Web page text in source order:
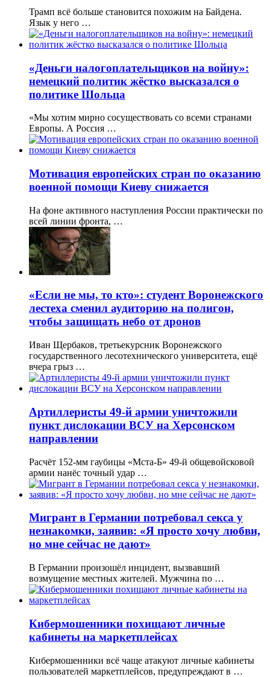
Трамп всё больше становится похожим на Байдена.
Язык у него …
«Деньги налогоплательщиков на войну»:
немецкий политик жёстко высказался о
политике Шольца
«Мы хотим мирно сосуществовать со всеми странами
Европы. А Россия …
Мотивация европейских стран по оказанию
военной помощи Киеву снижается
На фоне активного наступления России практически по
всей линии фронта, …
«Если не мы, то кто»: студент Воронежского
лестеха сменил аудиторию на полигон,
чтобы защищать небо от дронов
Иван Щербаков, третьекурсник Воронежского
государственного лесотехнического университета, ещё
вчера грыз …
Артиллеристы 49-й армии уничтожили
пункт дислокации ВСУ на Херсонском
направлении
Расчёт 152-мм гаубицы «Мста-Б» 49-й общевойсковой
армии нанёс точный удар …
Мигрант в Германии потребовал секса у
незнакомки, заявив: «Я просто хочу любви,
но мне сейчас не дают»
В Германии произошёл инцидент, вызвавший
возмущение местных жителей. Мужчина по …
Кибермошенники похищают личные
кабинеты на маркетплейсах
Кибермошенники всё чаще атакуют личные кабинеты
пользователей маркетплейсов, предупреждают в …